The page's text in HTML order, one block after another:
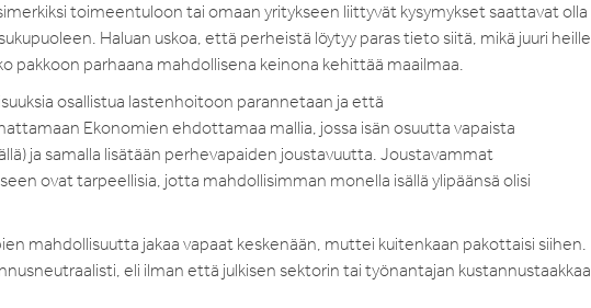
toimeentuloon tai omaan yritykseen liittyvät kysymykset saattavat olla
Haluan uskoa, että perheistä löytyy paras tieto siitä, mikä juuri heille
pakkoon parhaana mahdollisena keinona kehittää maailmaa.
osallistua lastenhoitoon parannetaan ja että
Ekonomien ehdottamaa mallia, jossa isän osuutta vapaista
ja samalla lisätään perhevapaiden joustavuutta. Joustavammat
ovat tarpeellisia, jotta mahdollisimman monella isällä ylipäänsä olisi
mahdollisuutta jakaa vapaat keskenään, muttei kuitenkaan pakottaisi siihen.
eli ilman että julkisen sektorin tai työnantajan kustannustaakkaa